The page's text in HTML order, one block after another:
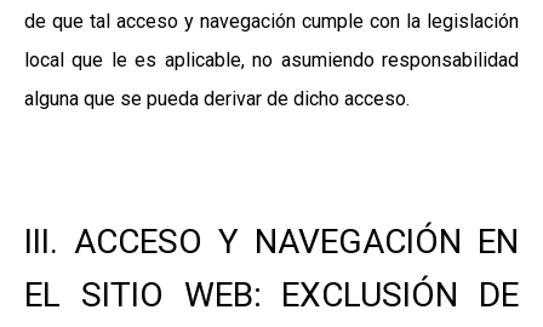
de que tal acceso y navegación cumple con la legislación
local que le es aplicable, no asumiendo responsabilidad
alguna que se pueda derivar de dicho acceso.
III. ACCESO Y NAVEGACIÓN EN
EL SITIO WEB: EXCLUSIÓN DE